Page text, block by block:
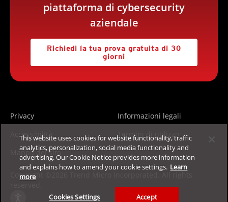
piattaforma di cybersecurity
aziendale
Richiedi la tua prova gratuita di 30
giorni
Privacy
Informazioni legali
Accessibilità
Termini di utilizzo
Mappa del sito
Copyright ©2026 Trend Micro Incorporated. All rights
This website uses cookies for website functionality, traffic
analytics, personalization, social media functionality and
advertising. Our Cookie Notice provides more information
and explains how to amend your cookie settings. Learn
more
Cookies Settings Accept